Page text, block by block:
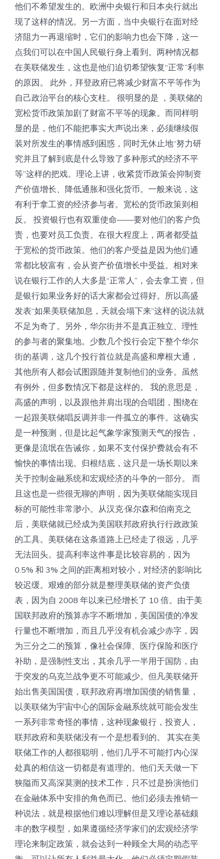
他们不希望发生的。欧洲中央银行和日本央行就出
现了这样的情况。另一方面，当中央银行在面对经
济阻力一再退缩时，它们的影响力也会下降，这一
点我们可以在中国人民银行身上看到。两种情况都
在美联储发生，这也是他们迫切希望恢复“正常”利率
的原因。 此外，拜登政府已将减少财富不平等作为
自己政治平台的核心支柱。 很明显的是 ，美联储的
宽松货币政策加剧了财富不平等的现象。而同样明
显的是，他们不能把事实大声说出来，必须继续假
装对所发生的事情感到困惑，同时无休止地“努力研
究并且了解到底是什么导致了多种形式的经济不平
等”这样的把戏。理论上讲，收紧货币政策会抑制资
产价值增长、降低通胀和强化货币。一般来说，这
有利于拿工资的经济参与者。宽松的货币政策则相
反。 投资银行也有双重使命——要对他们的客户负
责，也要对员工负责。在很大程度上，两者都受益
于宽松的货币政策。他们的客户受益是因为他们通
常都比较富有，会从资产价值增长中受益。相对来
说在银行工作的人大多是“正常人”，会去拿工资，但
是银行如果业务好的话大家都会过得好。所以高盛
发表“如果美联储加息，天就会塌下来”这样的说法就
不足为奇了。另外，华尔街并不是真正独立、理性
的参与者的聚集地。少数几个投行会定下整个华尔
街的基调，这几个投行首位就是高盛和摩根大通，
其他所有人都会试图跟随并复制他们的业务。虽然
有例外，但多数情况下都是这样的。 我的意思是，
高盛的声明，以及跟他并肩出现的合唱团，围绕在
一起跟美联储唱反调并非一件孤立的事件。这确实
是一种预测，但是比起气象学家预测天气的报告，
更像是流氓在告诫你，如果不支付保护费就会有不
愉快的事情出现。归根结底，这只是一场长期以来
关于控制金融系统和宏观经济的斗争的一部分。 而
且这也是一些很无聊的声明，因为美联储能实现目
标的可能性非常渺小。从汉克·保尔森和伯南克之
后，美联储就已经成为美国联邦政府执行行政政策
的工具。美联储在这条道路上已经走了很远，几乎
无法回头。提高利率这件事是比较容易的，因为
0.5% 和 3% 之间的距离相对较小，对经济的影响比
较迟缓。艰难的部分就是整理美联储的资产负债
表，因为自 2008 年以来已经增长了 10 倍。由于美
国联邦政府的预算赤字不断增加，美国国债的净发
行量也不断增加，而且几乎没有机会减少赤字，因
为三分之二的预算，像社会保障、医疗保险和医疗
补助，是强制性支出，其余几乎一半用于国防，由
于突发的乌克兰战争更不可能减少。但凡美联储开
始出售美国国债，联邦政府再增加国债的销售量，
以美联储为宇宙中心的国际金融系统就可能会发生
一系列非常奇怪的事情，这种现象银行，投资人，
联邦政府和美联储没有一个是想看到的。 其实在美
联储工作的人都很聪明，他们几乎不可能打内心深
处真的相信这一切都是有道理的。他们天天做一下
狭隘而又高深莫测的技术工作，只不过是扮演他们
在金融体系中安排的角色而已。他们必须去推销一
种说法，就是根据他们难以理解但是又理论基础颇
丰的数字模型，如果遵循经济学家们的宏观经济学
理论来制定政策，就会达到一种顾全大局的动态平